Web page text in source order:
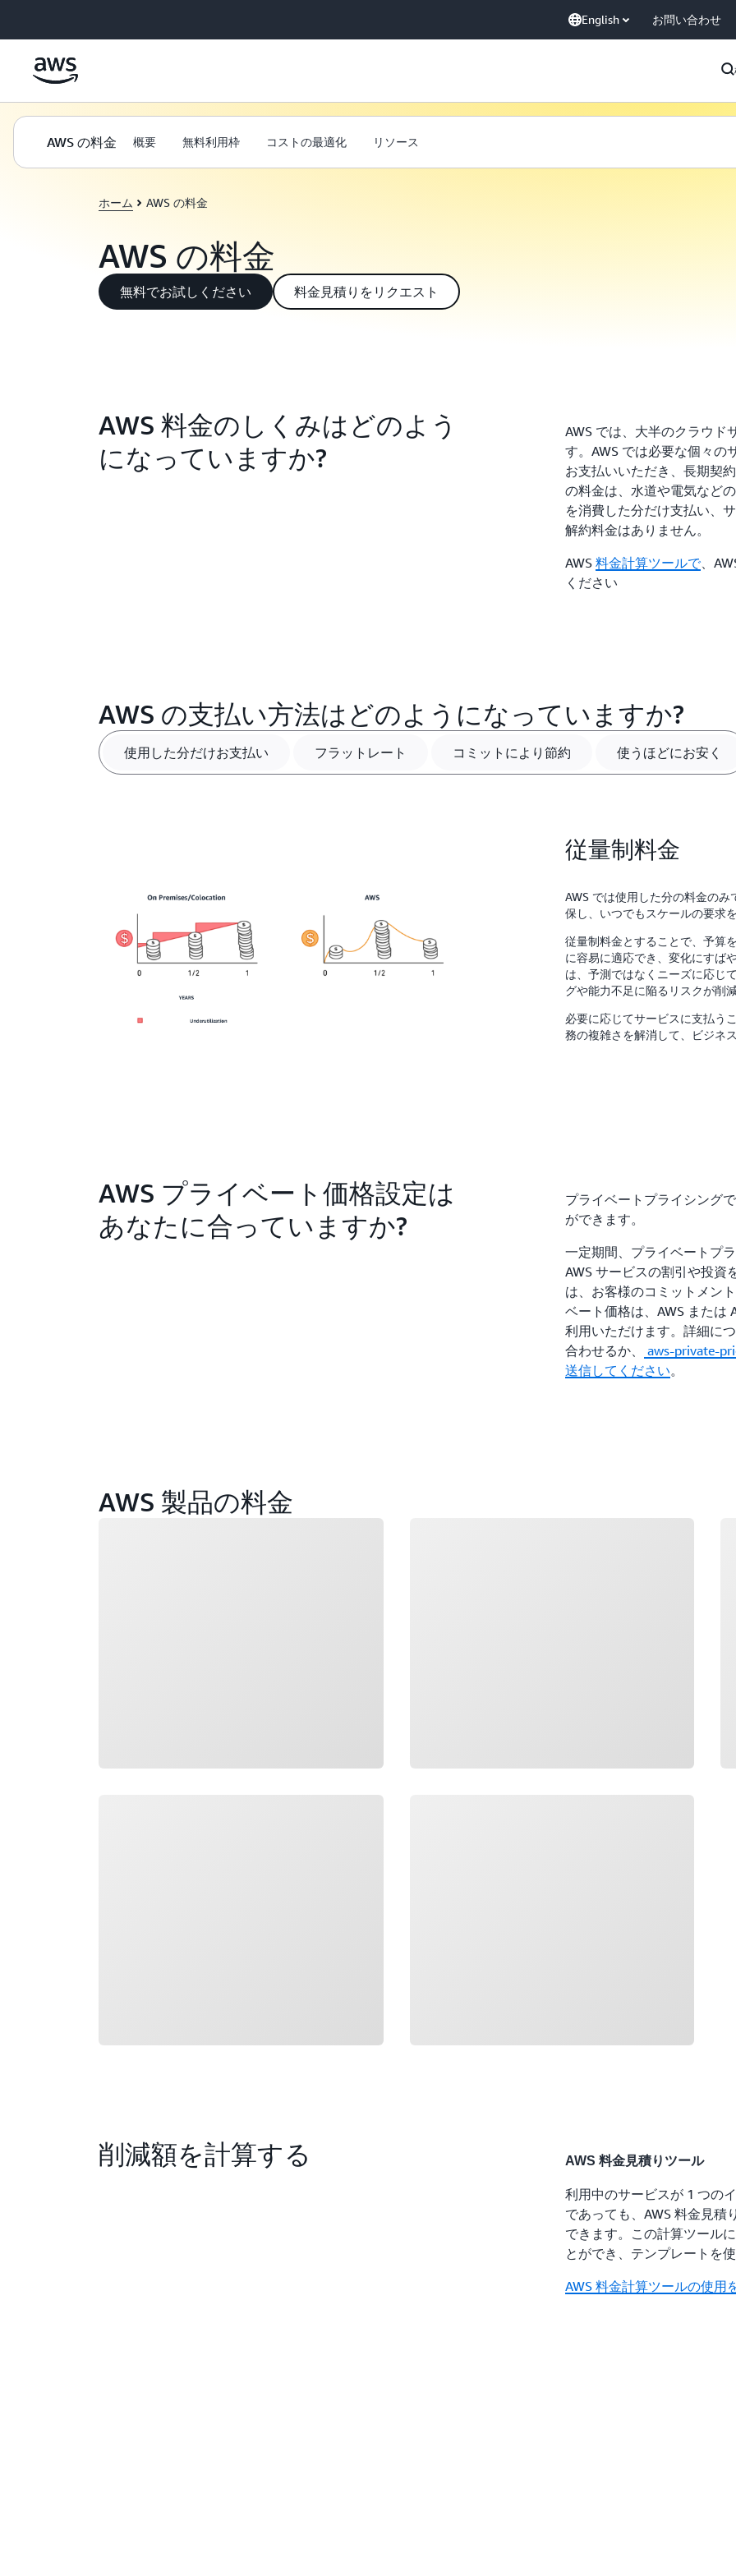
English お問い合わせ
AWS の料金 概要 無料利用枠 コストの最適化 リソース
ホーム AWS の料金
AWS の料金
無料でお試しください 料金見積りをリクエスト
AWS 料金のしくみはどのよう
になっていますか?
AWS では、大半のクラウド
す。AWS では必要な個々の
お支払いいただき、長期契
の料金は、水道や電気など
を消費した分だけ支払い、
解約料金はありません。
AWS 料金計算ツールで、
ください
AWS の支払い方法はどのようになっていますか?
使用した分だけお支払い フラットレート コミットにより節約 使うほどにお安く
従量制料金
AWS では使用した分の料金の
保し、いつでもスケールの要求
従量制料金とすることで、予算
に容易に適応でき、変化にすば
は、予測ではなくニーズに応じ
グや能力不足に陥るリスクが削
必要に応じてサービスに支払う
務の複雑さを解消して、ビジネ
AWS プライベート価格設定は
あなたに合っていますか?
プライベートプライシング
ができます。
一定期間、プライベートプ
AWS サービスの割引や投資
は、お客様のコミットメン
ベート価格は、AWS または
利用いただけます。詳細に
合わせるか、
aws-private-
送信してください。
AWS 製品の料金
削減額を計算する AWS 料金見積りツール
利用中のサービスが 1 つの
であっても、AWS 料金見
できます。この計算ツール
とができ、テンプレートを
AWS 料金計算ツールの使用